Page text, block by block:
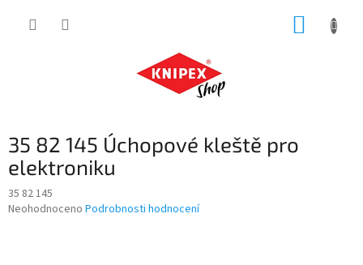
35 82 145 Úchopové kleště pro
elektroniku
35 82 145
Průměrné
Neohodnoceno Podrobnosti hodnocení